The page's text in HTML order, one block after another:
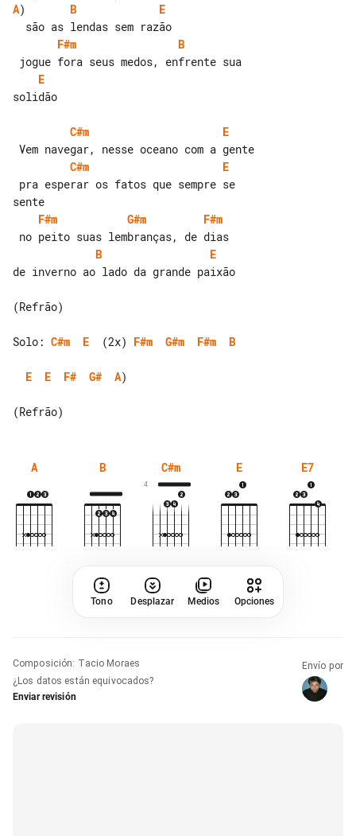
A) B
E
F#m
B
E
solidão
C#m
E
C#m
E
F#m
G#m
F#m
B
E
de inverno ao lado da grande paixão
(Refrão)
Solo: C#m E
  (2x)
F#m G#m F#m B
E E F# G# A)
A B C#m
4
E E7
Tono Desplazar Medios Opciones
Composición: Tacio Moraes
¿Los datos están equivocados?
Enviar revisión
Envío por